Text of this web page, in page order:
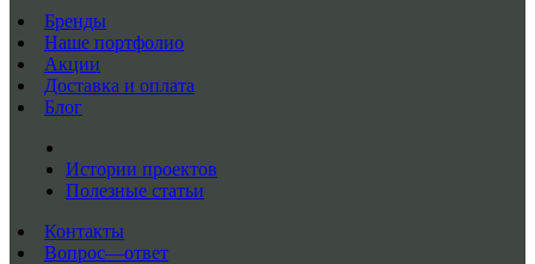
Бренды
Наше портфолио
Акции
Доставка и оплата
Блог
Истории проектов
Полезные статьи
Контакты
Вопрос—ответ